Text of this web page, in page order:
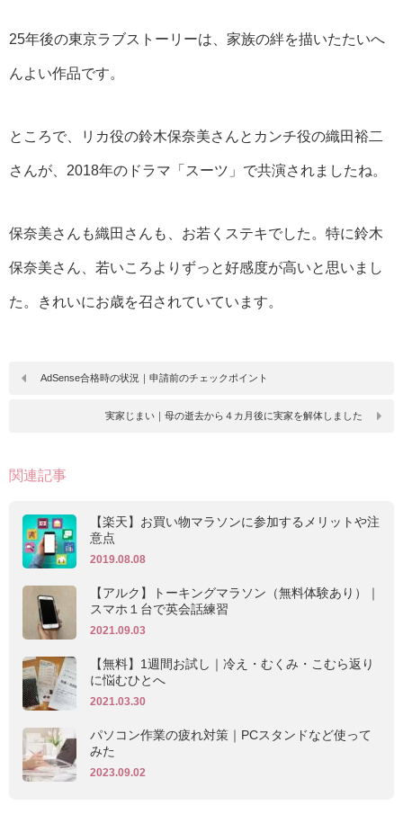
25年後の東京ラブストーリーは、家族の絆を描いたたいへ
んよい作品です。
ところで、リカ役の鈴木保奈美さんとカンチ役の織田裕二
さんが、2018年のドラマ「スーツ」で共演されましたね。
保奈美さんも織田さんも、お若くステキでした。特に鈴木
保奈美さん、若いころよりずっと好感度が高いと思いまし
た。きれいにお歳を召されていています。
AdSense合格時の状況｜申請前のチェックポイント
実家じまい｜母の逝去から４カ月後に実家を解体しました
関連記事
【楽天】お買い物マラソンに参加するメリットや注
意点
2019.08.08
【アルク】トーキングマラソン（無料体験あり）｜
スマホ１台で英会話練習
2021.09.03
【無料】1週間お試し｜冷え・むくみ・こむら返り
に悩むひとへ
2021.03.30
パソコン作業の疲れ対策｜PCスタンドなど使って
みた
2023.09.02